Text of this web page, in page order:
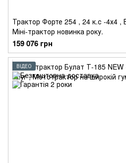
Трактор Форте 254 , 24 к.с -4х4 ,
Міні-трактор новинка року.
159 076 грн
ВІДЕО